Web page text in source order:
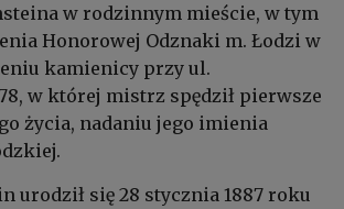
w rodzinnym mieście, w tym
Honorowej Odznaki m. Łodzi w
kamienicy przy ul.
w której mistrz spędził pierwsze
życia, nadaniu jego imienia
urodził się 28 stycznia 1887 roku